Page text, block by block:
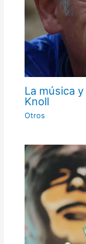
La música
Knoll
Otros